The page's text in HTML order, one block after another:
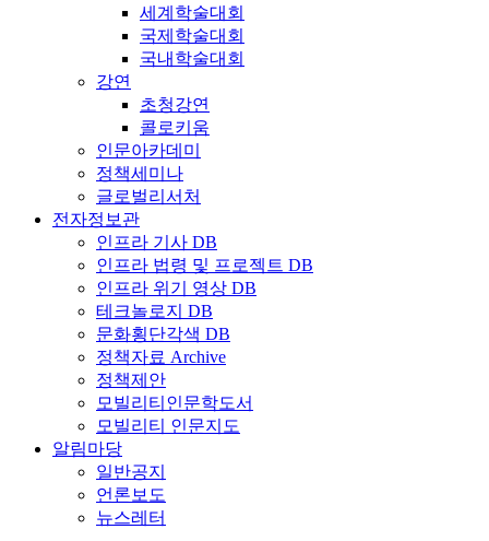
세계학술대회
국제학술대회
국내학술대회
강연
초청강연
콜로키움
인문아카데미
정책세미나
글로벌리서처
전자정보관
인프라 기사 DB
인프라 법령 및 프로젝트 DB
인프라 위기 영상 DB
테크놀로지 DB
문화횡단각색 DB
정책자료 Archive
정책제안
모빌리티인문학도서
모빌리티 인문지도
알림마당
일반공지
언론보도
뉴스레터